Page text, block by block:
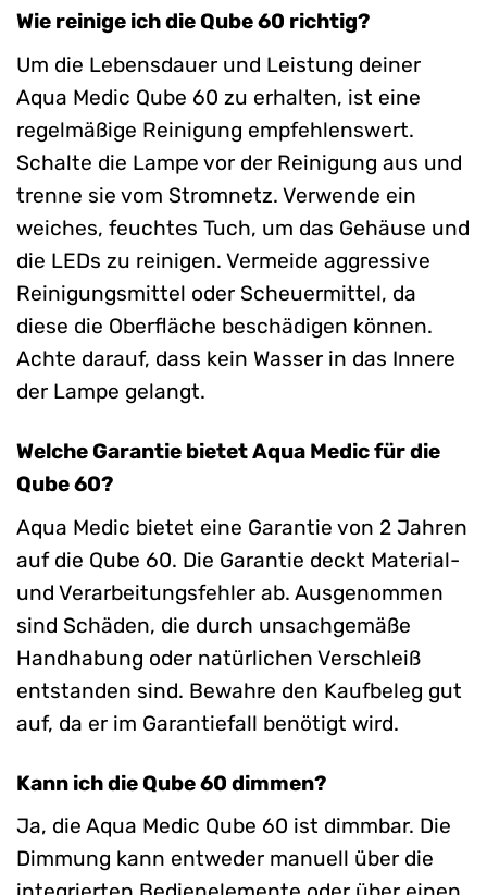
Wie reinige ich die Qube 60 richtig?
Um die Lebensdauer und Leistung deiner
Aqua Medic Qube 60 zu erhalten, ist eine
regelmäßige Reinigung empfehlenswert.
Schalte die Lampe vor der Reinigung aus und
trenne sie vom Stromnetz. Verwende ein
weiches, feuchtes Tuch, um das Gehäuse und
die LEDs zu reinigen. Vermeide aggressive
Reinigungsmittel oder Scheuermittel, da
diese die Oberfläche beschädigen können.
Achte darauf, dass kein Wasser in das Innere
der Lampe gelangt.
Welche Garantie bietet Aqua Medic für die
Qube 60?
Aqua Medic bietet eine Garantie von 2 Jahren
auf die Qube 60. Die Garantie deckt Material-
und Verarbeitungsfehler ab. Ausgenommen
sind Schäden, die durch unsachgemäße
Handhabung oder natürlichen Verschleiß
entstanden sind. Bewahre den Kaufbeleg gut
auf, da er im Garantiefall benötigt wird.
Kann ich die Qube 60 dimmen?
Ja, die Aqua Medic Qube 60 ist dimmbar. Die
Dimmung kann entweder manuell über die